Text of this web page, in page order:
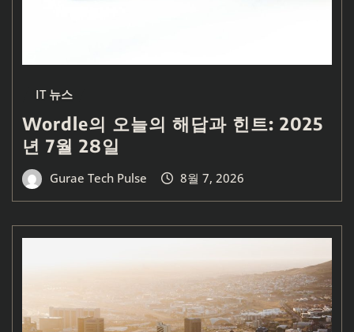
IT 뉴스
Wordle의 오늘의 해답과 힌트: 2025
년 7월 28일
Gurae Tech Pulse 8월 7, 2026